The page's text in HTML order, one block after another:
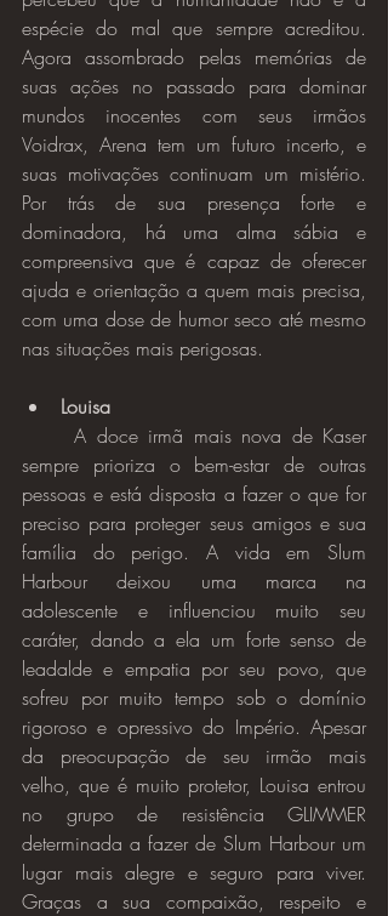
espécie do mal que sempre acreditou.
Agora assombrado pelas memórias de
suas ações no passado para dominar
mundos inocentes com seus irmãos
Voidrax, Arena tem um futuro incerto, e
suas motivações continuam um mistério.
Por trás de sua presença forte e
dominadora, há uma alma sábia e
compreensiva que é capaz de oferecer
ajuda e orientação a quem mais precisa,
com uma dose de humor seco até mesmo
nas situações mais perigosas.
Louisa
	A doce irmã mais nova de Kaser
sempre prioriza o bem-estar de outras
pessoas e está disposta a fazer o que for
preciso para proteger seus amigos e sua
família do perigo. A vida em Slum
Harbour deixou uma marca na
adolescente e influenciou muito seu
caráter, dando a ela um forte senso de
leadalde e empatia por seu povo, que
sofreu por muito tempo sob o domínio
rigoroso e opressivo do Império. Apesar
da preocupação de seu irmão mais
velho, que é muito protetor, Louisa entrou
no grupo de resistência GLIMMER
determinada a fazer de Slum Harbour um
lugar mais alegre e seguro para viver.
Graças a sua compaixão, respeito e